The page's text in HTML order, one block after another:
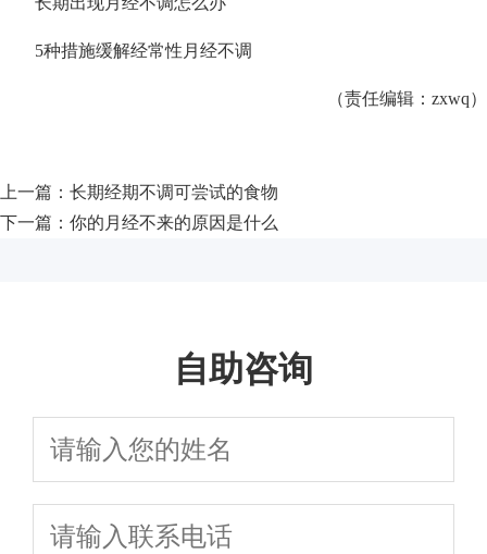
5种措施缓解经常性月经不调
（责任编辑：zxwq）
上一篇： 长期经期不调可尝试的食物
下一篇： 你的月经不来的原因是什么
自助咨询